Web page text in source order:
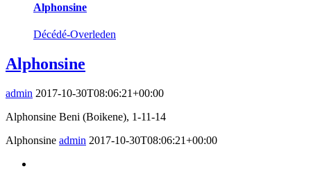
Alphonsine
Décédé-Overleden
Alphonsine
admin 2017-10-30T08:06:21+00:00
Alphonsine Beni (Boikene), 1-11-14
Alphonsine admin 2017-10-30T08:06:21+00:00